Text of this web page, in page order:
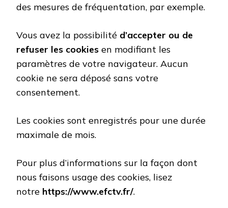
des mesures de fréquentation, par exemple.
Vous avez la possibilité d’accepter ou de
refuser les cookies en modifiant les
paramètres de votre navigateur. Aucun
cookie ne sera déposé sans votre
consentement.
Les cookies sont enregistrés pour une durée
maximale de mois.
Pour plus d’informations sur la façon dont
nous faisons usage des cookies, lisez
notre https://www.efctv.fr/.